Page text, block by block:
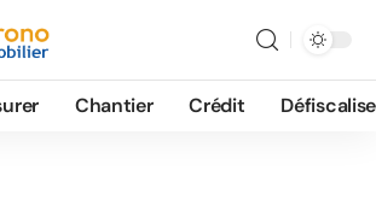
Chantier Crédit